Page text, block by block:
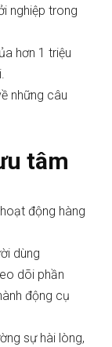
nghiệp trong
hơn 1 triệu
những câu
tâm
động hàng
dùng
dõi phần
động cụ
sự hài lòng,